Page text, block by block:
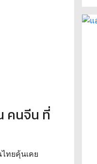
คนจีน ที่
ทยคุ้นเคย